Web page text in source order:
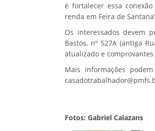
é fortalecer essa
renda em Feira de
Os interessados devem
Bastos, nº 527A (antiga
atualizado e
Mais informações
Fotos: Gabriel Calazans